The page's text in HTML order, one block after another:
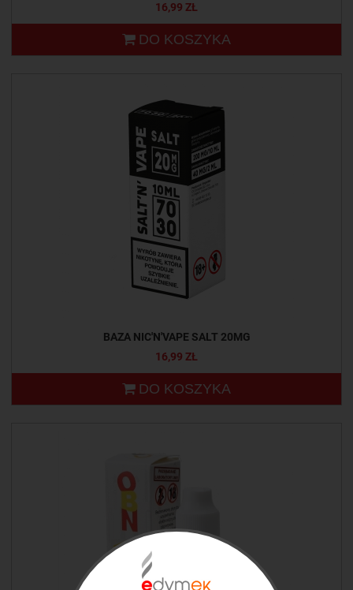
16,99 ZŁ
DO KOSZYKA
BAZA NIC'N'VAPE SALT 20MG
16,99 ZŁ
DO KOSZYKA